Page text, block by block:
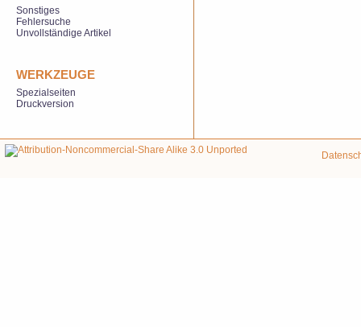
Sonstiges
Fehlersuche
Unvollständige Artikel
WERKZEUGE
Spezialseiten
Druckversion